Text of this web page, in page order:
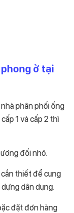
ở tại
phân phối ống
1 và cấp 2 thì
đối nhỏ.
thiết để cung
dân dụng.
đặt đơn hàng